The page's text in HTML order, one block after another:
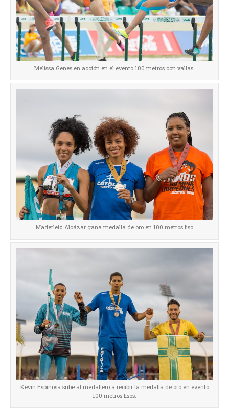
Melissa Genes en acción en el evento 100 metros con vallas.
Maderleiz Alcázar gana medalla de oro en 100 metros liso
Kevin Espinosa sube al medallero a recibir la medalla de oro en evento
100 metros lisos.